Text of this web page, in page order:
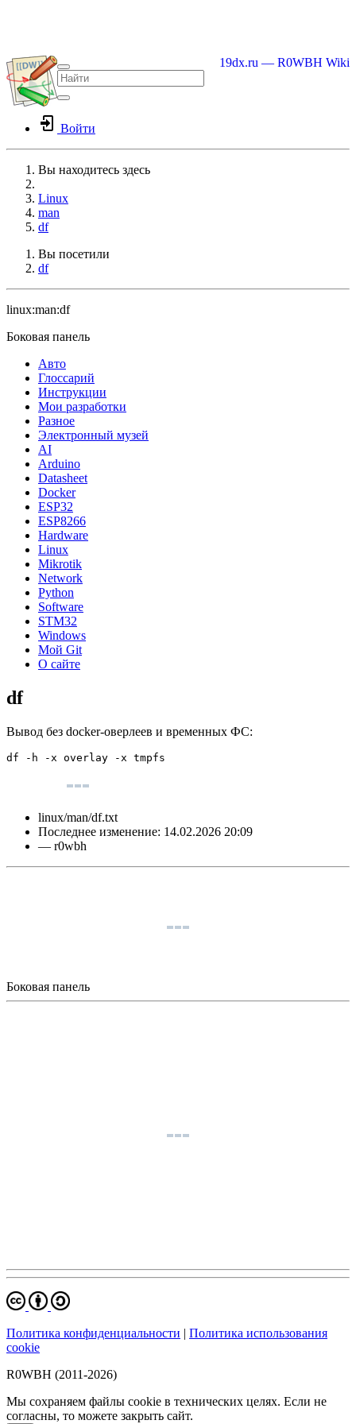
19dx.ru — R0WBH Wiki
Войти
Вы находитесь здесь
Linux
man
df
Вы посетили
df
linux:man:df
Боковая панель
Авто
Глоссарий
Инструкции
Мои разработки
Разное
Электронный музей
AI
Arduino
Datasheet
Docker
ESP32
ESP8266
Hardware
Linux
Mikrotik
Network
Python
Software
STM32
Windows
Мой Git
О сайте
df
Вывод без docker-оверлеев и временных ФС:
df -h -x overlay -x tmpfs
linux/man/df.txt
Последнее изменение: 14.02.2026 20:09
— r0wbh
Боковая панель
Политика конфиденциальности | Политика использования
cookie
R0WBH (2011-2026)
Мы сохраняем файлы cookie в технических целях. Если не
согласны, то можете закрыть сайт.